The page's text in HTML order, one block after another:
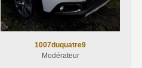
1007duquatre9
Modérateur